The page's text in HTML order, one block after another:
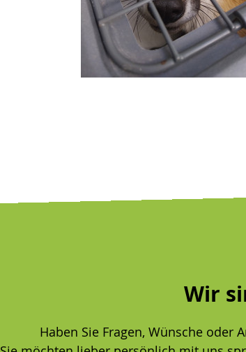
Wir
Haben Sie Fragen, Wünsche oder